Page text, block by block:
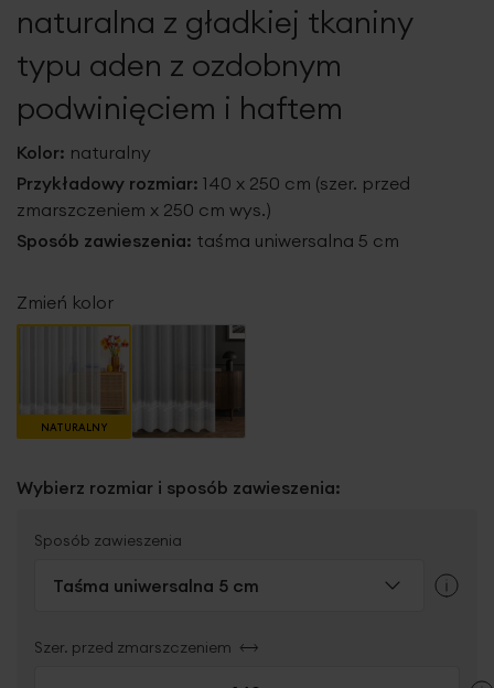
naturalna z gładkiej tkaniny
typu aden z ozdobnym
podwinięciem i haftem
Kolor: naturalny
Przykładowy rozmiar: 140 x 250 cm (szer. przed
zmarszczeniem x 250 cm wys.)
Sposób zawieszenia: taśma uniwersalna 5 cm
Zmień kolor
NATURALNY
Wybierz rozmiar i sposób zawieszenia:
Sposób zawieszenia
Taśma uniwersalna 5 cm
Szer. przed zmarszczeniem